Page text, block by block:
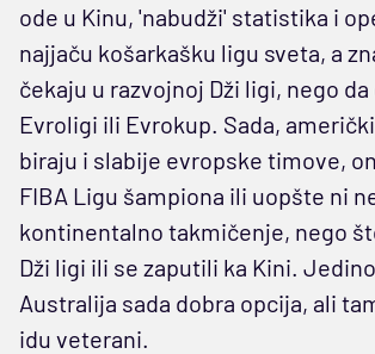
ode u Kinu, 'nabudži' statistika i
najjaču košarkašku ligu sveta, a
čekaju u razvojnoj Dži ligi, nego da
Evroligi ili Evrokup. Sada,
biraju i slabije evropske timove,
FIBA Ligu šampiona ili uopšte ni
kontinentalno takmičenje, nego
Dži ligi ili se zaputili ka Kini.
Australija sada dobra opcija, ali
idu veterani.